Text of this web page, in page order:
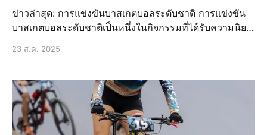
ข่าวล่าสุด: การแข่งขันบาสเกตบอลระดับชาติ การแข่งขัน
บาสเกตบอลระดับชาติเป็นหนึ่งในกิจกรรมที่ได้รับความนิยม
ระดับชาติได้จัดขึ้นในหลายจั
23 ส.ค. 2025